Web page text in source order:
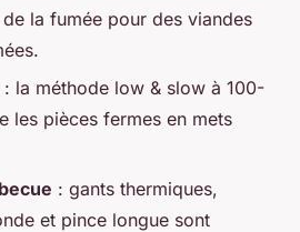
la fumée pour des viandes
: la méthode low & slow à 100-
les pièces fermes en mets
: gants thermiques,
et pince longue sont